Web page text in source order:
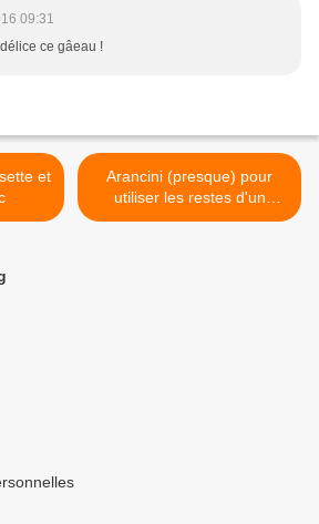
09:31
ce gâeau !
Arancini (presque) pour
utiliser les restes d'un
risotto >